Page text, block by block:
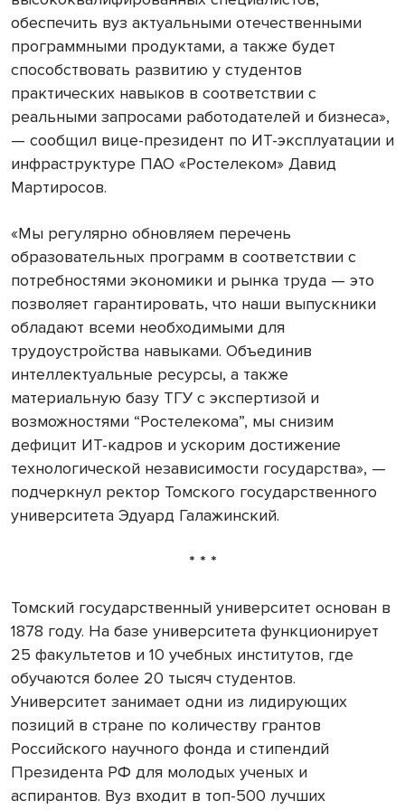
обеспечить вуз актуальными отечественными
программными продуктами, а также будет
способствовать развитию у студентов
практических навыков в соответствии с
реальными запросами работодателей и бизнеса»,
— сообщил вице-президент по ИТ-эксплуатации и
инфраструктуре ПАО «Ростелеком» Давид
Мартиросов.
«Мы регулярно обновляем перечень
образовательных программ в соответствии с
потребностями экономики и рынка труда — это
позволяет гарантировать, что наши выпускники
обладают всеми необходимыми для
трудоустройства навыками. Объединив
интеллектуальные ресурсы, а также
материальную базу ТГУ с экспертизой и
возможностями “Ростелекома”, мы снизим
дефицит ИТ-кадров и ускорим достижение
технологической независимости государства», —
подчеркнул ректор Томского государственного
университета Эдуард Галажинский.
* * *
Томский государственный университет основан в
1878 году. На базе университета функционирует
25 факультетов и 10 учебных институтов, где
обучаются более 20 тысяч студентов.
Университет занимает одни из лидирующих
позиций в стране по количеству грантов
Российского научного фонда и стипендий
Президента РФ для молодых ученых и
аспирантов. Вуз входит в топ-500 лучших